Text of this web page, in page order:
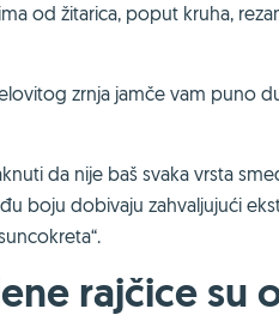
od žitarica, poput kruha,
zrnja jamče vam puno
da nije baš svaka vrsta
boju dobivaju zahvaljujući
rajčice su